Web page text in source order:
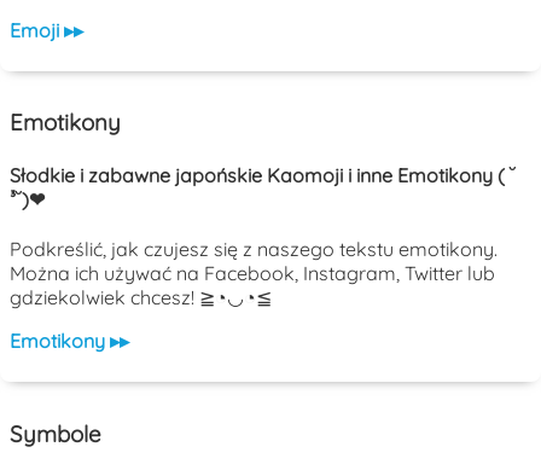
Emoji ▸▸
Emotikony
Słodkie i zabawne japońskie Kaomoji i inne Emotikony ( ˘
³˘)❤
Podkreślić, jak czujesz się z naszego tekstu emotikony.
Można ich używać na Facebook, Instagram, Twitter lub
gdziekolwiek chcesz! ≧◔◡◔≦
Emotikony ▸▸
Symbole